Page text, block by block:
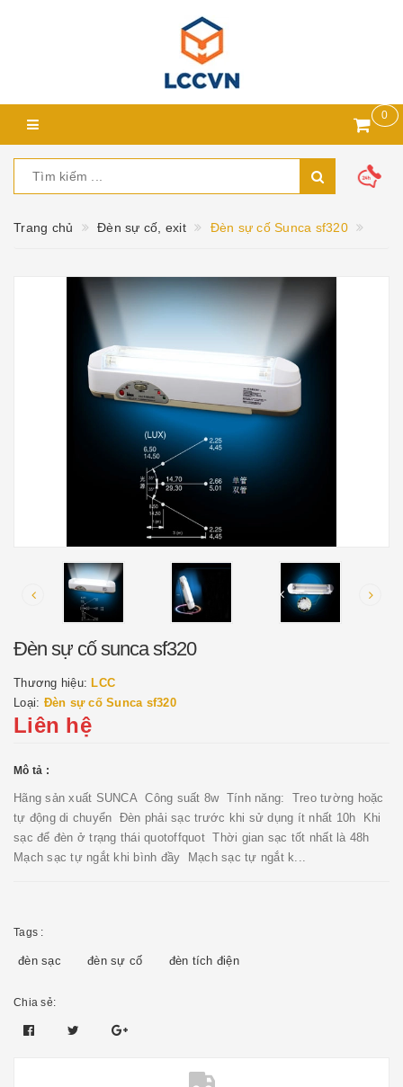
0
Trang chủ Đèn sự cố, exit Đèn sự cố Sunca sf320
Đèn sự cố sunca sf320
Thương hiệu: LCC
Loại: Đèn sự cố Sunca sf320
Liên hệ
Mô tả :
Hãng sản xuất SUNCA Công suất 8w Tính năng: Treo tường hoặc
tự động di chuyển Đèn phải sạc trước khi sử dụng ít nhất 10h Khi
sạc để đèn ở trạng thái quotoffquot Thời gian sạc tốt nhất là 48h
Mạch sạc tự ngắt khi bình đầy Mạch sạc tự ngắt k...
Tags :
đèn sạc đèn sự cố đèn tích điện
Chia sẻ: